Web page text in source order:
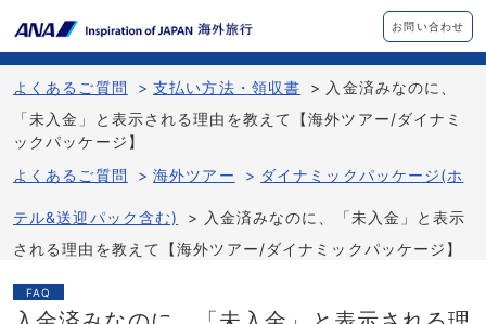
お問い合わせ
よくあるご質問 > 支払い方法・領収書 > 入金済みなのに、
「未入金」と表示される理由を教えて【海外ツアー/ダイナミ
ックパッケージ】
よくあるご質問
> 海外ツアー > ダイナミックパッケージ(ホ
テル&送迎パック含む) > 入金済みなのに、「未入金」と表示
される理由を教えて【海外ツアー/ダイナミックパッケージ】
FAQ